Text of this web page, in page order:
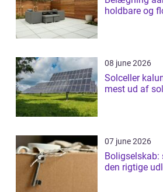
holdbare og
08 june 2026
Solceller kalundborg
mest ud af
07 june 2026
den rigtige